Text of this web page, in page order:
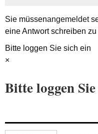
Sie müssenangemeldet
eine Antwort schreiben
Bitte loggen Sie sich ein
×
Bitte loggen